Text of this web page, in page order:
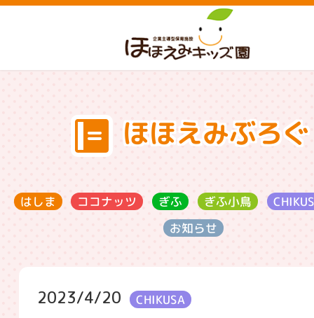
ほほえみぶろぐ
はしま ココナッツ ぎふ ぎふ小鳥
お知らせ
2023/4/20 CHIKUSA